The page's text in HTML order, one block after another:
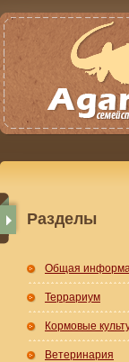
Разделы
Общая
Террариум
Кормовые
Ветеринария